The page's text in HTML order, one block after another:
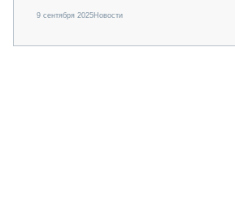
9 сентября 2025Новости